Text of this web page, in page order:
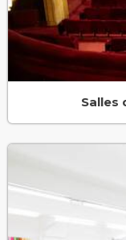
Salles